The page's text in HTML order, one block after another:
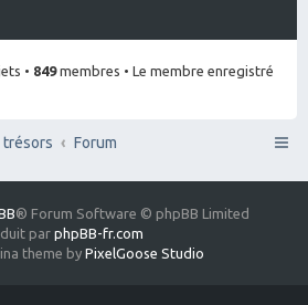
• 849membres • Le membre enregistré
trésors Forum
® Forum Software © phpBB Limited
par phpBB-fr.com
theme by PixelGoose Studio